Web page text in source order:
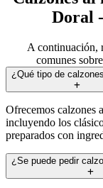
Doral
A continuación,
comunes
¿Qué tipo de
Ofrecemos calzones
incluyendo los
preparados con
¿Se puede pedir